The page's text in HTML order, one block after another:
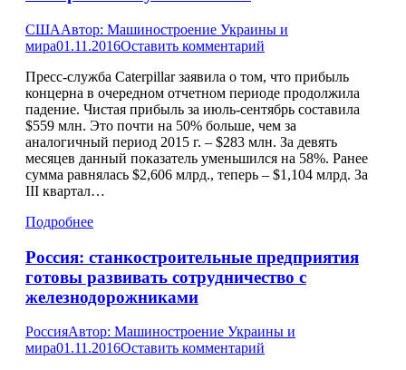
СШААвтор: Машиностроение Украины и
мира01.11.2016Оставить комментарий
Пресс-служба Caterpillar заявила о том, что прибыль
концерна в очередном отчетном периоде продолжила
падение. Чистая прибыль за июль-сентябрь составила
$559 млн. Это почти на 50% больше, чем за
аналогичный период 2015 г. – $283 млн. За девять
месяцев данный показатель уменьшился на 58%. Ранее
сумма равнялась $2,606 млрд., теперь – $1,104 млрд. За
III квартал…
Подробнее
Россия: станкостроительные предприятия
готовы развивать сотрудничество с
железнодорожниками
РоссияАвтор: Машиностроение Украины и
мира01.11.2016Оставить комментарий